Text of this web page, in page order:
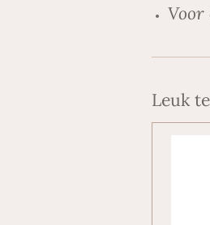
Voor
Leuk